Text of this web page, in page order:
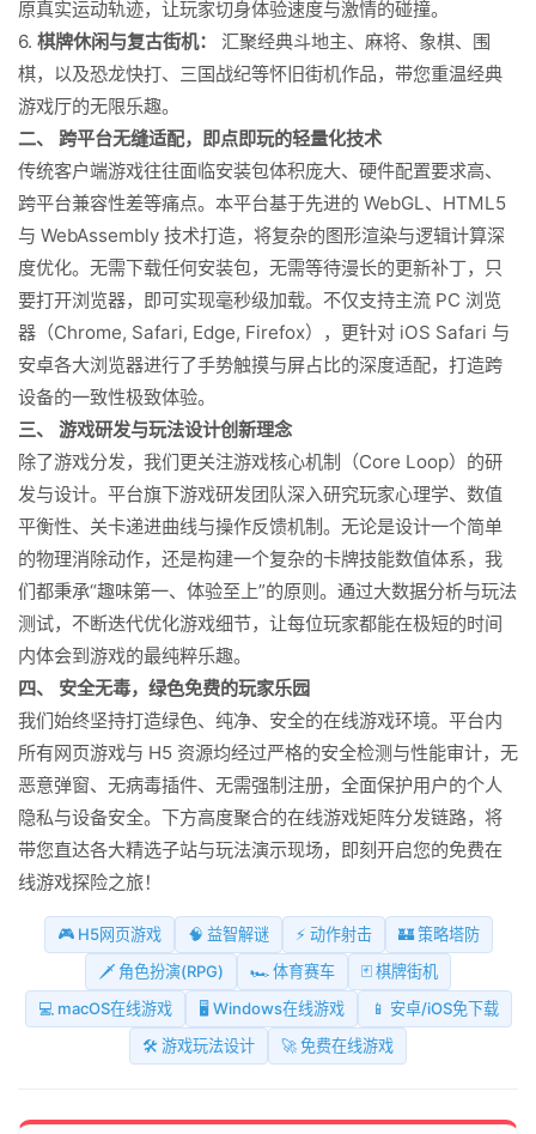
原真实运动轨迹，让玩家切身体验速度与激情的碰撞。
6. 棋牌休闲与复古街机：
汇聚经典斗地主、麻将、象棋、围
棋，以及恐龙快打、三国战纪等怀旧街机作品，带您重温经典
游戏厅的无限乐趣。
二、 跨平台无缝适配，即点即玩的轻量化技术
传统客户端游戏往往面临安装包体积庞大、硬件配置要求高、
跨平台兼容性差等痛点。本平台基于先进的 WebGL、HTML5
与 WebAssembly 技术打造，将复杂的图形渲染与逻辑计算深
度优化。无需下载任何安装包，无需等待漫长的更新补丁，只
要打开浏览器，即可实现毫秒级加载。不仅支持主流 PC 浏览
器（Chrome, Safari, Edge, Firefox），更针对 iOS Safari 与
安卓各大浏览器进行了手势触摸与屏占比的深度适配，打造跨
设备的一致性极致体验。
三、 游戏研发与玩法设计创新理念
除了游戏分发，我们更关注游戏核心机制（Core Loop）的研
发与设计。平台旗下游戏研发团队深入研究玩家心理学、数值
平衡性、关卡递进曲线与操作反馈机制。无论是设计一个简单
的物理消除动作，还是构建一个复杂的卡牌技能数值体系，我
们都秉承“趣味第一、体验至上”的原则。通过大数据分析与玩法
测试，不断迭代优化游戏细节，让每位玩家都能在极短的时间
内体会到游戏的最纯粹乐趣。
四、 安全无毒，绿色免费的玩家乐园
我们始终坚持打造绿色、纯净、安全的在线游戏环境。平台内
所有网页游戏与 H5 资源均经过严格的安全检测与性能审计，无
恶意弹窗、无病毒插件、无需强制注册，全面保护用户的个人
隐私与设备安全。下方高度聚合的在线游戏矩阵分发链路，将
带您直达各大精选子站与玩法演示现场，即刻开启您的免费在
线游戏探险之旅！
🎮 H5网页游戏 🧠 益智解谜 ⚡ 动作射击
🏰 策略塔防
🗡️ 角色扮演(RPG)
🏎️ 体育赛车
🃏 棋牌街机
💻 macOS在线游戏
🖥️ Windows在线游戏
📱 安卓/iOS免下载
🛠️ 游戏玩法设计
🚀 免费在线游戏